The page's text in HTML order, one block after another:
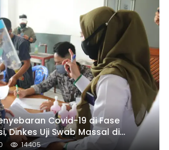
Covid-19 di Fase
Dinkes Uji Swab Massal di
Samarinda
14405